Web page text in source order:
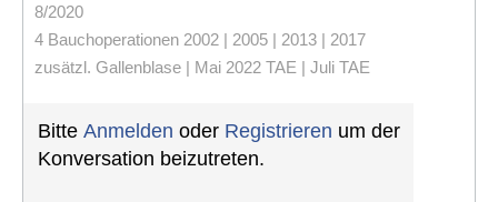
8/2020
4 Bauchoperationen 2002 | 2005 | 2013 | 2017
zusätzl. Gallenblase | Mai 2022 TAE | Juli TAE
Bitte Anmelden oder Registrieren um der
Konversation beizutreten.